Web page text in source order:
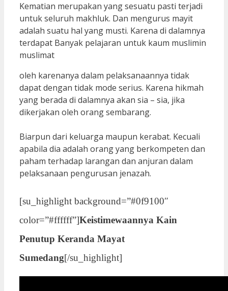
Kematian merupakan yang sesuatu pasti terjadi
untuk seluruh makhluk. Dan mengurus mayit
adalah suatu hal yang musti. Karena di dalamnya
terdapat Banyak pelajaran untuk kaum muslimin
muslimat
oleh karenanya dalam pelaksanaannya tidak
dapat dengan tidak mode serius. Karena hikmah
yang berada di dalamnya akan sia – sia, jika
dikerjakan oleh orang sembarang.
Biarpun dari keluarga maupun kerabat. Kecuali
apabila dia adalah orang yang berkompeten dan
paham terhadap larangan dan anjuran dalam
pelaksanaan pengurusan jenazah.
[su_highlight background=”#0f9100″
color=”#ffffff”]Keistimewaannya Kain
Penutup Keranda Mayat
Sumedang[/su_highlight]